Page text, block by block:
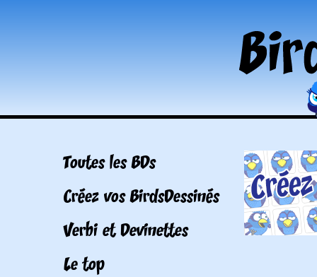
Toutes les BDs
Créez vos BirdsDessinés
Verbi et Devinettes
Le top